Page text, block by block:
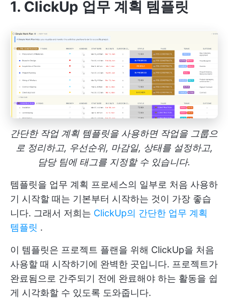
1. ClickUp 업무 계획 템플릿
간단한 작업 계획 템플릿을 사용하면 작업을 그룹으
로 정리하고, 우선순위, 마감일, 상태를 설정하고,
담당 팀에 태그를 지정할 수 있습니다.
템플릿을 업무 계획 프로세스의 일부로 처음 사용하
기 시작할 때는 기본부터 시작하는 것이 가장 좋습
니다. 그래서 저희는 ClickUp의 간단한 업무 계획
템플릿 .
이 템플릿은 프로젝트 플랜을 위해 ClickUp을 처음
사용할 때 시작하기에 완벽한 곳입니다. 프로젝트가
완료됨으로 간주되기 전에 완료해야 하는 활동을 쉽
게 시각화할 수 있도록 도와줍니다.